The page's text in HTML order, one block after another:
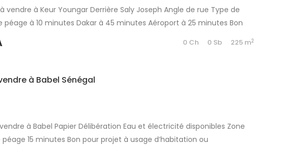
vendre à Keur Youngar Derrière Saly Joseph Angle de rue Type de
péage à 10 minutes Dakar à 45 minutes Aéroport à 25 minutes Bon
ou d’investissement immobilier Partager
0 Ch 0 Sb 225 m2
à Babel Sénégal
à Babel Papier Délibération Eau et électricité disponibles Zone
15 minutes Bon pour projet à usage d’habitation ou